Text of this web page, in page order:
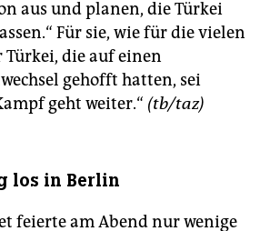
aus und planen, die Türkei
Für sie, wie für die vielen
die auf einen
gehofft hatten, sei
geht weiter.“ (tb/taz)
los in Berlin
feierte am Abend nur wenige